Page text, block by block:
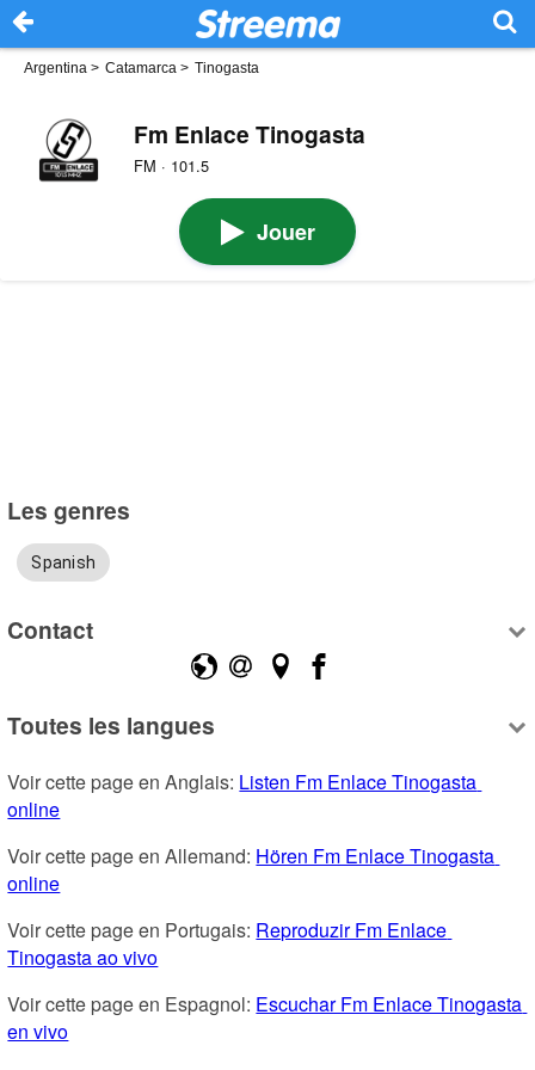
Argentina > Catamarca > Tinogasta
Fm Enlace Tinogasta
FM · 101.5
Jouer
Les genres
Spanish
Contact
Toutes les langues
Voir cette page en Anglais: Listen Fm Enlace Tinogasta
online
Voir cette page en Allemand: Hören Fm Enlace Tinogasta
online
Voir cette page en Portugais: Reproduzir Fm Enlace
Tinogasta ao vivo
Voir cette page en Espagnol: Escuchar Fm Enlace Tinogasta
en vivo